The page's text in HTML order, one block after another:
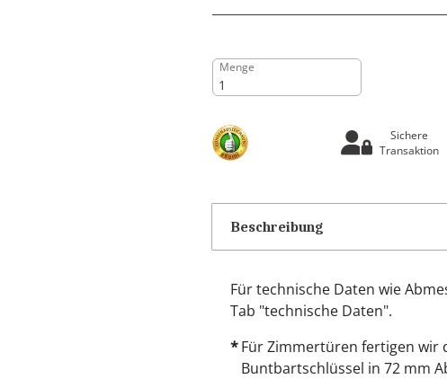
Menge
Sichere
Transaktion
Beschreibung
Für technische Daten wie
Tab "technische Daten".
Für Zimmertüren fertigen wir
Buntbartschlüssel in 72 mm